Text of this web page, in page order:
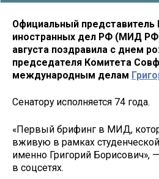
Официальный представитель
иностранных дел РФ (МИД
августа поздравила с днем
председателя Комитета
международным делам
Сенатору исполняется 74 года.
«Первый брифинг в МИД,
вживую в рамках
именно Григорий Борисович»,
в соцсетях.